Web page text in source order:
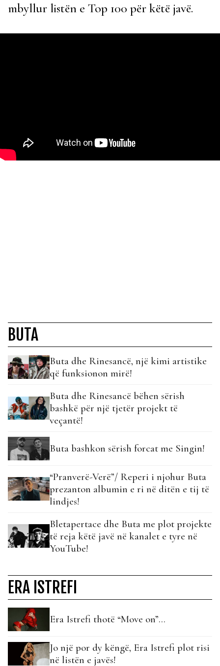
mbyllur listën e Top 100 për këtë javë.
BUTA
Buta dhe Rinesancë, një kimi artistike
që funksionon mirë!
Buta dhe Rinesancë bëhen sërish
bashkë për një tjetër projekt të
veçantë!
Buta bashkon sërish forcat me Singin!
“Pranverë-Verë”/ Reperi i njohur Buta
prezanton albumin e ri në ditën e tij të
lindjes!
Bletapertace dhe Buta me plot projekte
të reja këtë javë në kanalet e tyre në
YouTube!
ERA ISTREFI
Era Istrefi thotë “Move on”…
Jo një por dy këngë, Era Istrefi plot risi
në listën e javës!